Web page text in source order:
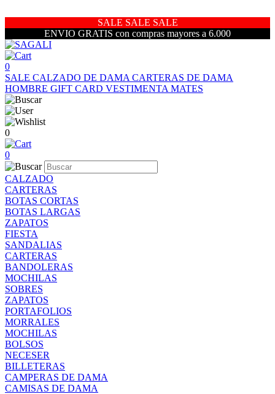
SALE SALE SALE
ENVIO GRATIS con compras mayores a 6.000
0
SALE CALZADO DE DAMA CARTERAS DE DAMA
HOMBRE GIFT CARD VESTIMENTA MATES
0
0
CALZADO
CARTERAS
BOTAS CORTAS
BOTAS LARGAS
ZAPATOS
FIESTA
SANDALIAS
CARTERAS
BANDOLERAS
MOCHILAS
SOBRES
ZAPATOS
PORTAFOLIOS
MORRALES
MOCHILAS
BOLSOS
NECESER
BILLETERAS
CAMPERAS DE DAMA
CAMISAS DE DAMA